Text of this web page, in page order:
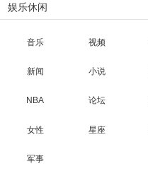
娱乐休闲
音乐 视频
新闻 小说
NBA 论坛
女性 星座
军事